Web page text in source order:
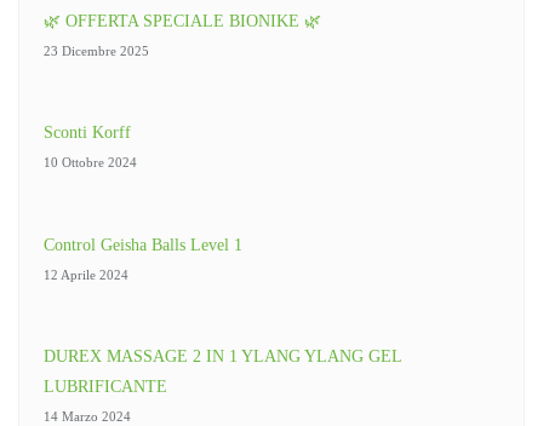
🌿 OFFERTA SPECIALE BIONIKE 🌿
23 Dicembre 2025
Sconti Korff
10 Ottobre 2024
Control Geisha Balls Level 1
12 Aprile 2024
DUREX MASSAGE 2 IN 1 YLANG YLANG GEL
LUBRIFICANTE
14 Marzo 2024